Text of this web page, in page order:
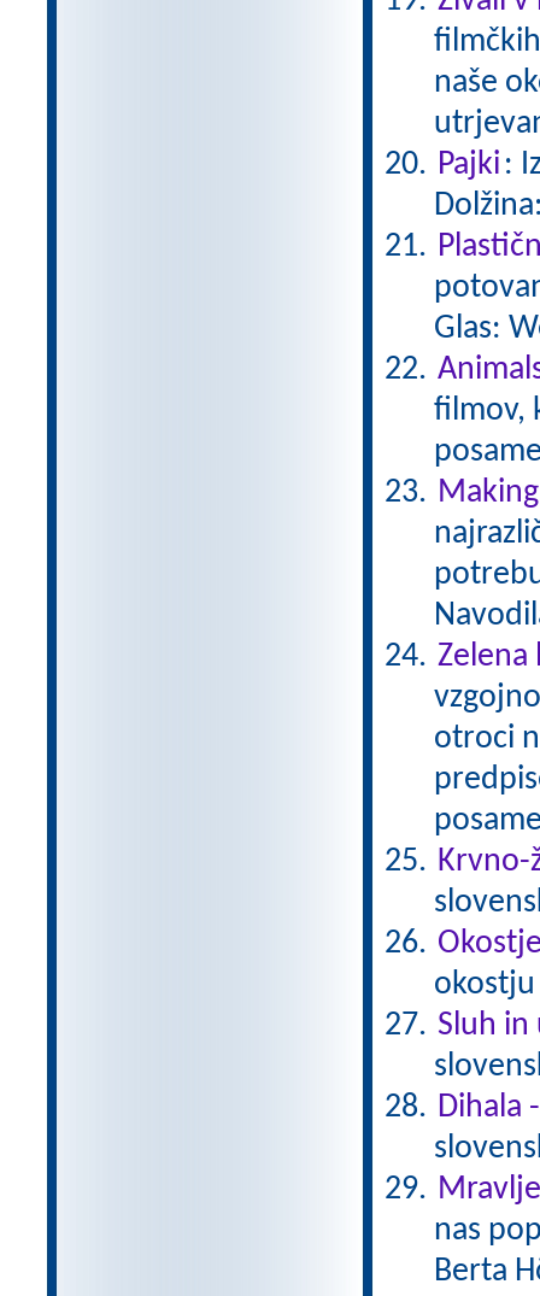
naše
Pajki :
Glas:
filmov,
Zelena
otroci
Krvno-
Sluh
Dihala
nas
Berta